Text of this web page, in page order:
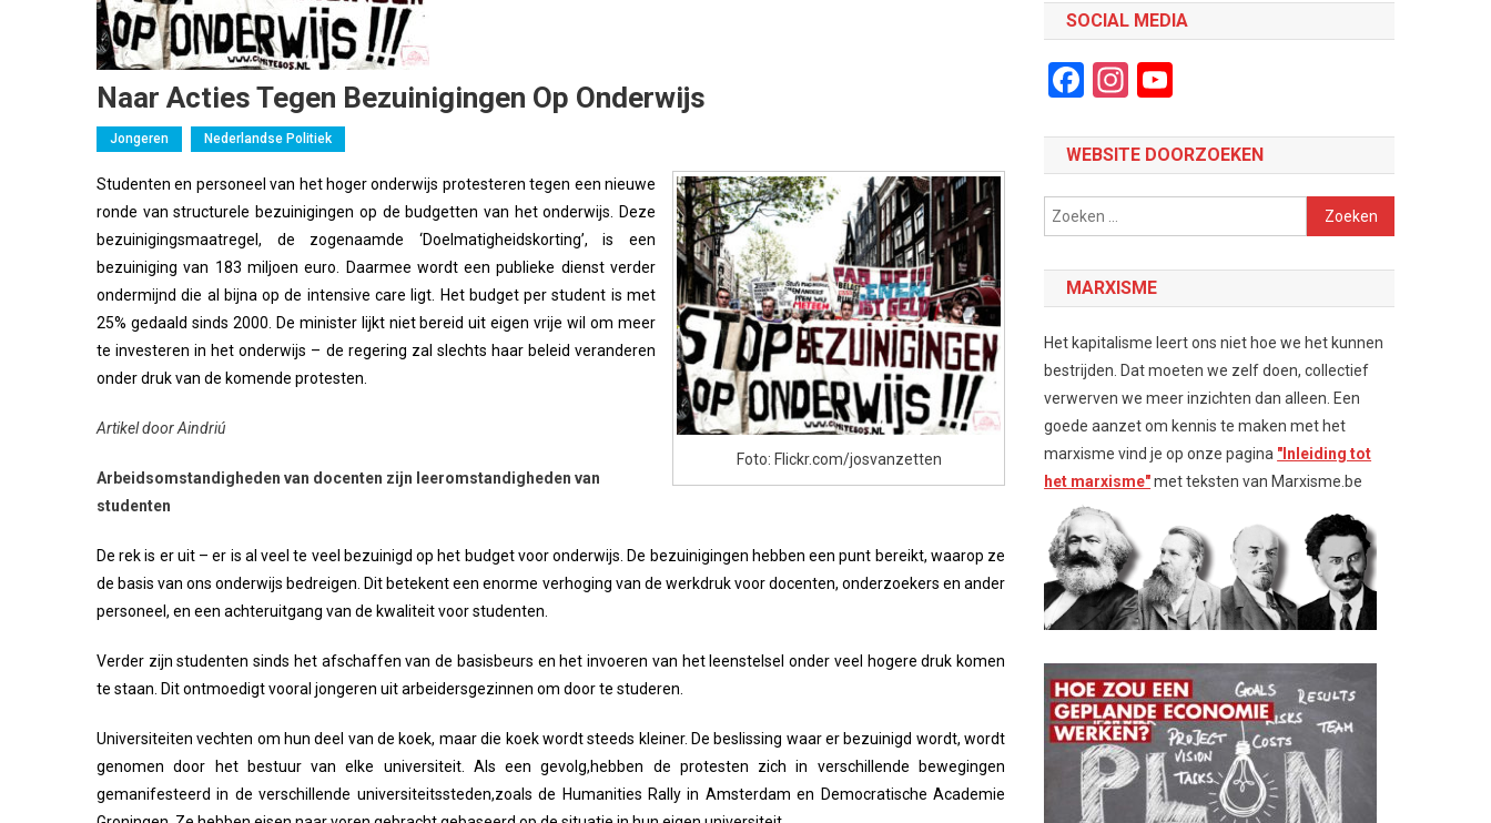
Naar Acties Tegen Bezuinigingen Op Onderwijs
Jongeren Nederlandse Politiek
Foto: Flickr.com/josvanzetten
Studenten en personeel van het hoger onderwijs protesteren tegen een nieuwe
ronde van structurele bezuinigingen op de budgetten van het onderwijs. Deze
bezuinigingsmaatregel, de zogenaamde ‘Doelmatigheidskorting’, is een
bezuiniging van 183 miljoen euro. Daarmee wordt een publieke dienst verder
ondermijnd die al bijna op de intensive care ligt. Het budget per student is met
25% gedaald sinds 2000. De minister lijkt niet bereid uit eigen vrije wil om meer
te investeren in het onderwijs – de regering zal slechts haar beleid veranderen
onder druk van de komende protesten.
Artikel door Aindriú
Arbeidsomstandigheden van docenten zijn leeromstandigheden van
studenten
De rek is er uit – er is al veel te veel bezuinigd op het budget voor onderwijs. De bezuinigingen hebben een punt bereikt, waarop ze
de basis van ons onderwijs bedreigen. Dit betekent een enorme verhoging van de werkdruk voor docenten, onderzoekers en ander
personeel, en een achteruitgang van de kwaliteit voor studenten.
Verder zijn studenten sinds het afschaffen van de basisbeurs en het invoeren van het leenstelsel onder veel hogere druk komen
te staan. Dit ontmoedigt vooral jongeren uit arbeidersgezinnen om door te studeren.
Universiteiten vechten om hun deel van de koek, maar die koek wordt steeds kleiner. De beslissing waar er bezuinigd wordt, wordt
genomen door het bestuur van elke universiteit. Als een gevolg,hebben de protesten zich in verschillende bewegingen
gemanifesteerd in de verschillende universiteitssteden,zoals de Humanities Rally in Amsterdam en Democratische Academie
SOCIAL MEDIA
Facebook
Instagram
WEBSITE DOORZOEKEN
Zoeken
naar:
MARXISME
Het kapitalisme leert ons niet hoe we het kunnen
bestrijden. Dat moeten we zelf doen, collectief
verwerven we meer inzichten dan alleen. Een
goede aanzet om kennis te maken met het
marxisme vind je op onze pagina "Inleiding tot
het marxisme"met teksten van Marxisme.be